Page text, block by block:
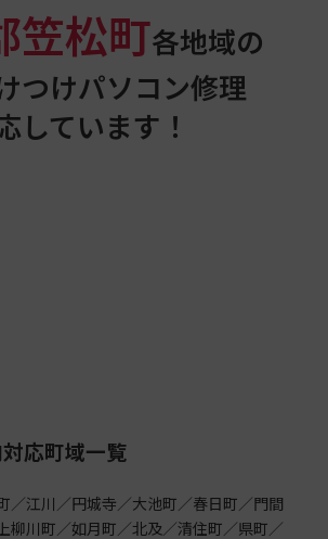
笠松町各地域の
つけパソコン修理
しています！
応町域一覧
／江川／円城寺／大池町／春日町／門間
柳川町／如月町／北及／清住町／県町／